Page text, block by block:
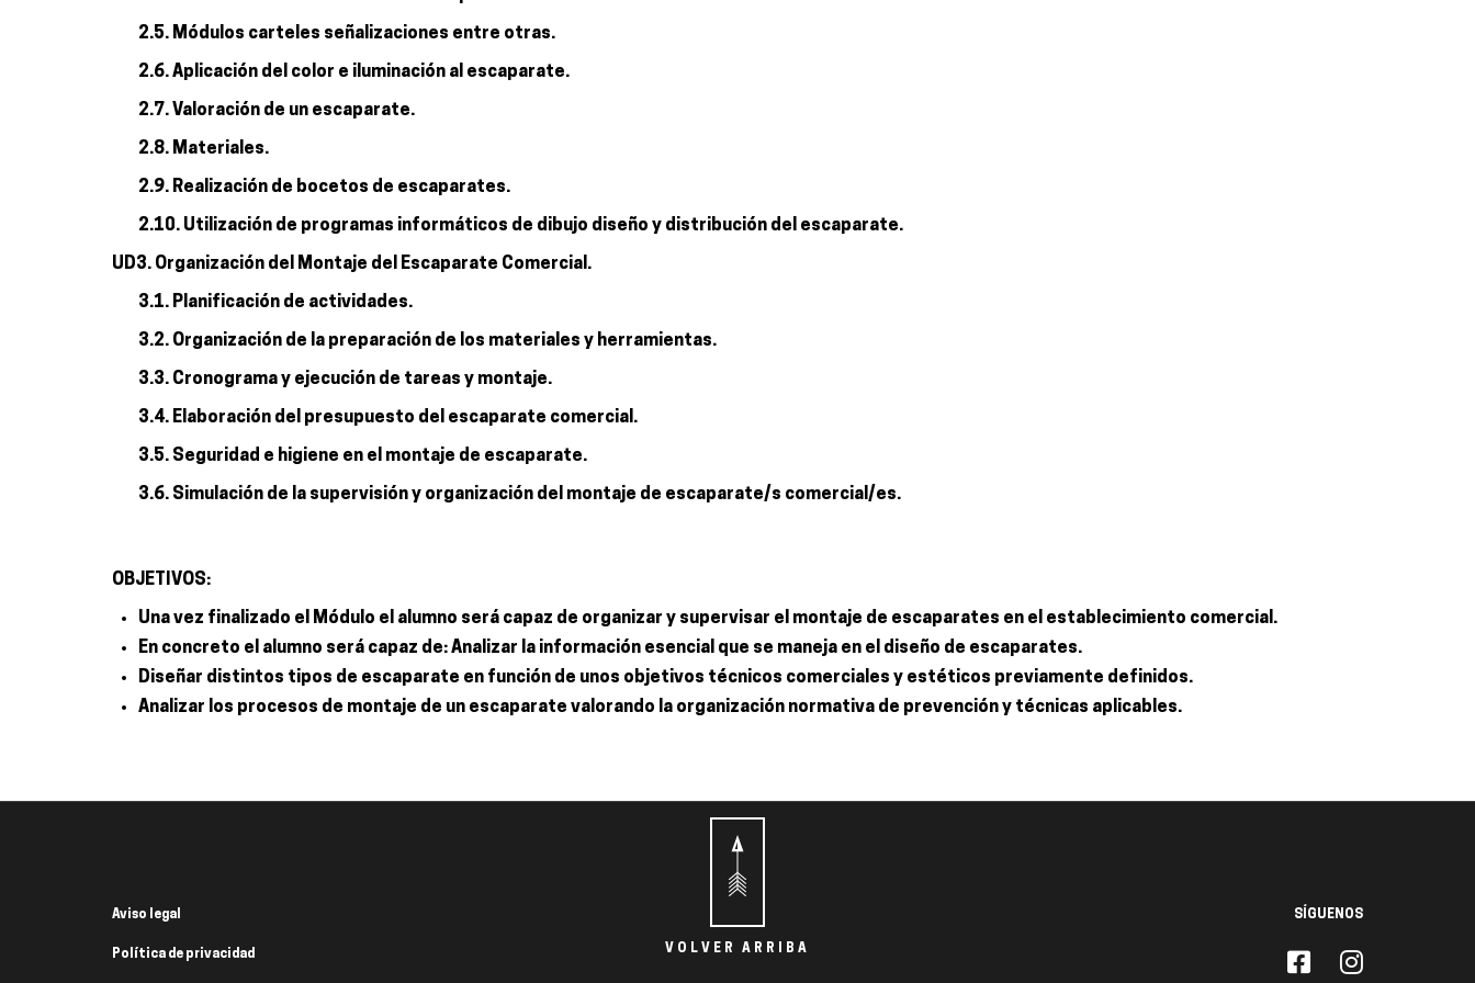
2.5. Módulos carteles señalizaciones entre otras.
2.6. Aplicación del color e iluminación al escaparate.
2.7. Valoración de un escaparate.
2.8. Materiales.
2.9. Realización de bocetos de escaparates.
2.10. Utilización de programas informáticos de dibujo diseño y distribución del escaparate.
UD3. Organización del Montaje del Escaparate Comercial.
3.1. Planificación de actividades.
3.2. Organización de la preparación de los materiales y herramientas.
3.3. Cronograma y ejecución de tareas y montaje.
3.4. Elaboración del presupuesto del escaparate comercial.
3.5. Seguridad e higiene en el montaje de escaparate.
3.6. Simulación de la supervisión y organización del montaje de escaparate/s comercial/es.
OBJETIVOS:
Una vez finalizado el Módulo el alumno será capaz de organizar y supervisar el montaje de escaparates en el establecimiento comercial.
En concreto el alumno será capaz de: Analizar la información esencial que se maneja en el diseño de escaparates.
Diseñar distintos tipos de escaparate en función de unos objetivos técnicos comerciales y estéticos previamente definidos.
Analizar los procesos de montaje de un escaparate valorando la organización normativa de prevención y técnicas aplicables.
VOLVER ARRIBA
Aviso legal
Política de privacidad
SÍGUENOS